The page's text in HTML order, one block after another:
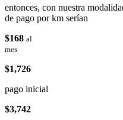
entonces, con nuestra
de pago por km serían
$168 al
mes
$1,726
pago inicial
$3,742